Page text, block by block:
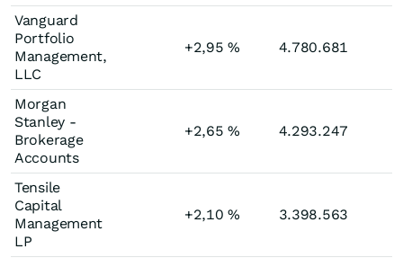
Vanguard
Portfolio
Management,
LLC
+2,95% 4.780.681
Morgan
Stanley -
Brokerage
Accounts
+2,65% 4.293.247
Tensile
Capital
Management
LP
+2,10% 3.398.563